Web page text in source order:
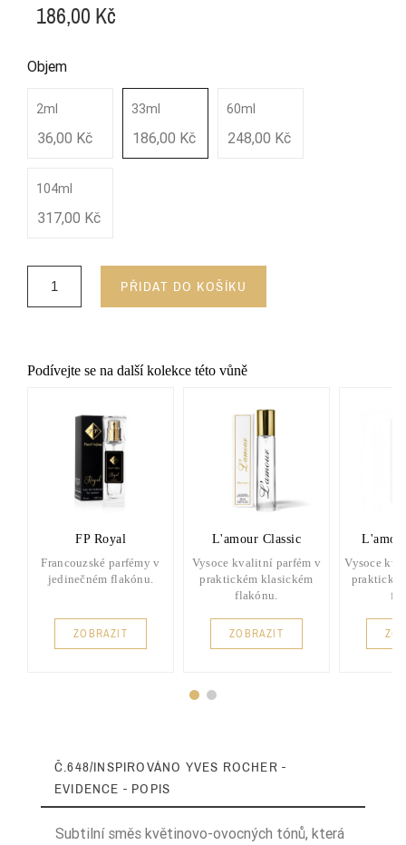
186,00 Kč
Objem
2ml
36,00 Kč
33ml
186,00 Kč
60ml
248,00 Kč
104ml
317,00 Kč
PŘIDAT DO KOŠÍKU
Podívejte se na další kolekce této vůně
FP Royal
Francouzské parfémy v
jedinečném flakónu.
ZOBRAZIT
L'amour Classic
Vysoce kvalitní parfém v
praktickém klasickém
flakónu.
ZOBRAZIT
Vysoce
Č.648/INSPIROVÁNO YVES ROCHER -
EVIDENCE - POPIS
Subtilní směs květinovo-ovocných tónů, která